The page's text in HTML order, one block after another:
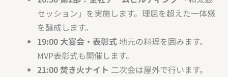
セッション」を実施します。理屈を超えた一体感
を醸成します。
19:00 大宴会・表彰式地元の料理を囲みます。
MVP表彰式も開催します。
21:00 焚き火ナイト 二次会は屋外で行います。